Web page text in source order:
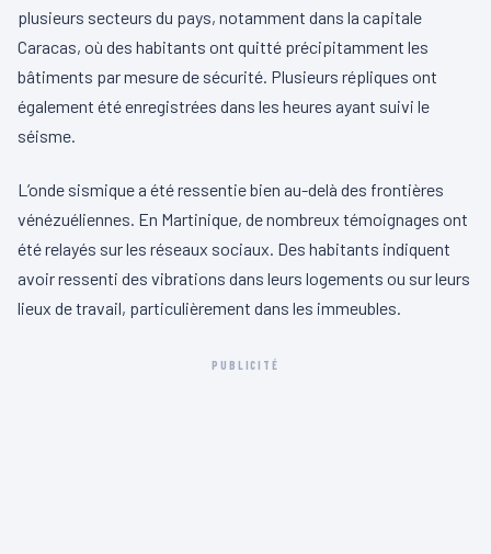
plusieurs secteurs du pays, notamment dans la capitale
Caracas, où des habitants ont quitté précipitamment les
bâtiments par mesure de sécurité. Plusieurs répliques ont
également été enregistrées dans les heures ayant suivi le
séisme.
L’onde sismique a été ressentie bien au-delà des frontières
vénézuéliennes. En Martinique, de nombreux témoignages ont
été relayés sur les réseaux sociaux. Des habitants indiquent
avoir ressenti des vibrations dans leurs logements ou sur leurs
lieux de travail, particulièrement dans les immeubles.
PUBLICITÉ